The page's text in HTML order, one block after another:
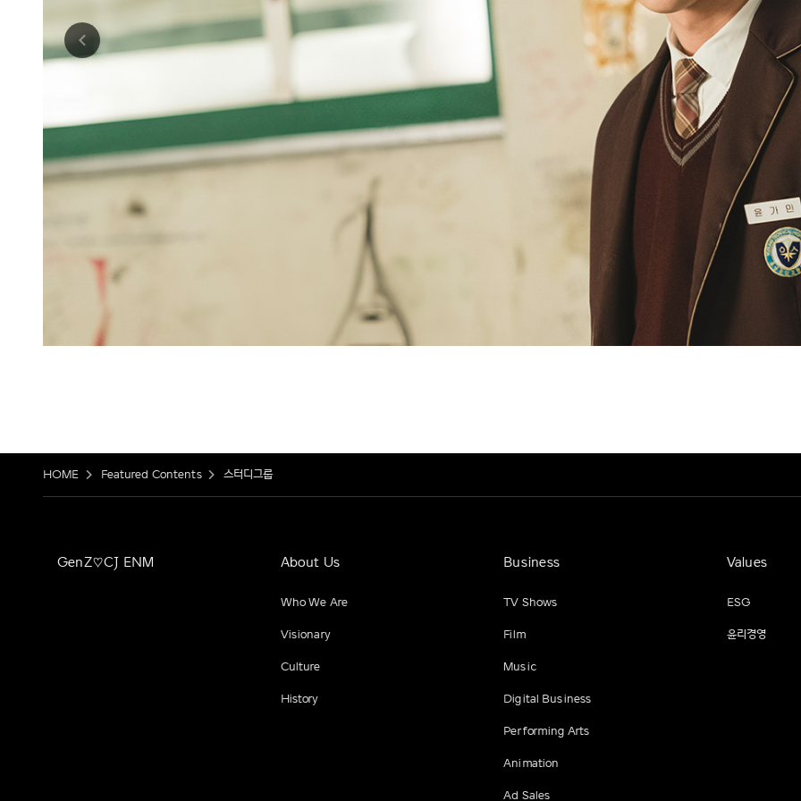
HOME Featured Contents 스터디그룹
GenZ♡CJ ENM About Us
Who We Are
Visionary
Culture
History
Business
TV Shows
Film
Music
Digital Business
Performing Arts
Animation
Ad Sales
Values
ESG
윤리경영